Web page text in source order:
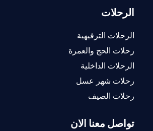
الرحلات
الرحلات الترفيهية
رحلات الحج والعمرة
الرحلات الداخلية
رحلات شهر عسل
رحلات الصيف
تواصل معنا الان